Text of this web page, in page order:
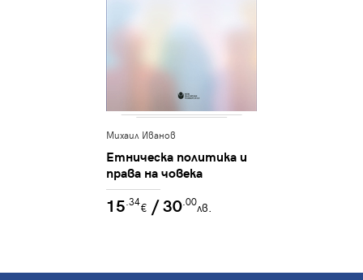
Михаил Иванов
Етническа политика и
права на човека
15 .34€ / 30 .00лв.